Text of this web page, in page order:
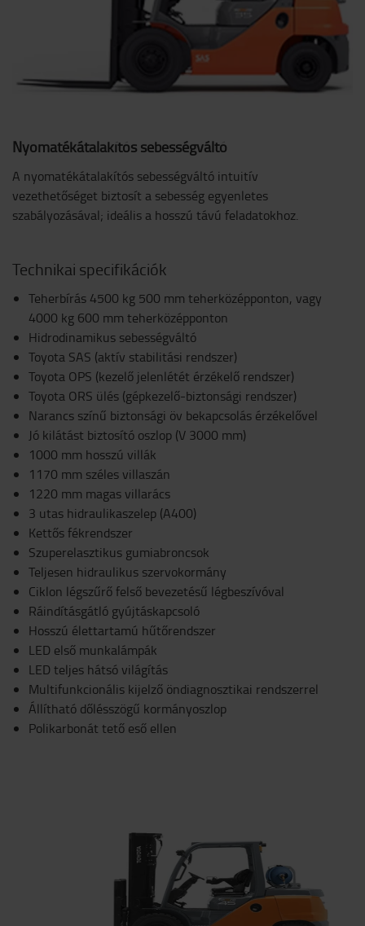
Nyomatékátalakítós sebességváltó
A nyomatékátalakítós sebességváltó intuitív
vezethetőséget biztosít a sebesség egyenletes
szabályozásával; ideális a hosszú távú feladatokhoz.
Technikai specifikációk
Teherbírás 4500 kg 500 mm teherközépponton, vagy
4000 kg 600 mm teherközépponton
Hidrodinamikus sebességváltó
Toyota SAS (aktív stabilitási rendszer)
Toyota OPS (kezelő jelenlétét érzékelő rendszer)
Toyota ORS ülés (gépkezelő-biztonsági rendszer)
Narancs színű biztonsági öv bekapcsolás érzékelővel
Jó kilátást biztosító oszlop (V 3000 mm)
1000 mm hosszú villák
1170 mm széles villaszán
1220 mm magas villarács
3 utas hidraulikaszelep (A400)
Kettős fékrendszer
Szuperelasztikus gumiabroncsok
Teljesen hidraulikus szervokormány
Ciklon légszűrő felső bevezetésű légbeszívóval
Ráindításgátló gyújtáskapcsoló
Hosszú élettartamú hűtőrendszer
LED első munkalámpák
LED teljes hátsó világítás
Multifunkcionális kijelző öndiagnosztikai rendszerrel
Állítható dőlésszögű kormányoszlop
Polikarbonát tető eső ellen